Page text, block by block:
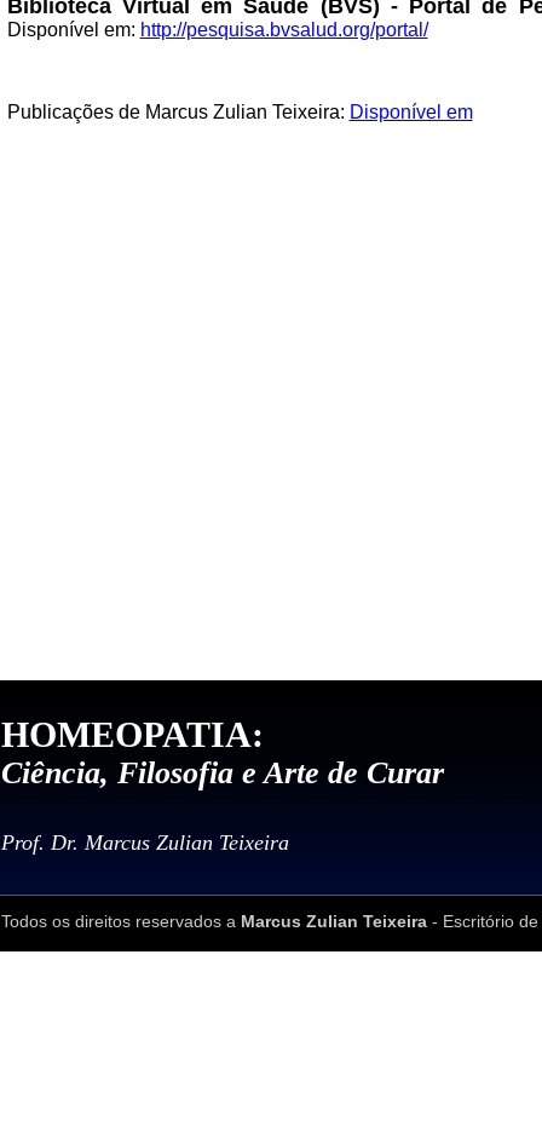
Biblioteca Virtual em Saúde (BVS) - Portal de
Disponível em: http://pesquisa.bvsalud.org/portal/
Publicações de Marcus Zulian Teixeira: Disponível em
HOMEOPATIA:
Ciência, Filosofia e Arte de Curar
Prof. Dr. Marcus Zulian Teixeira
Todos os direitos reservados a Marcus Zulian Teixeira - Escritório